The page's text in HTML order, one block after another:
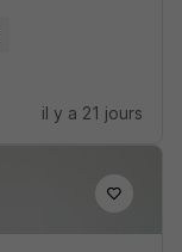
il y a 21 jours